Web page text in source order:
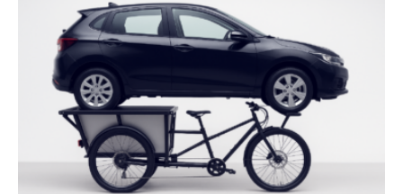
die Zahl der Verkehrstoten sogar um 35 Prozent. Die
Studie ist in der Zeitschrift Transportation Research
Part A: Policy and Practice vom 5. August 2025 online
veröffentlicht. Die deutschen Autobahnen sind…